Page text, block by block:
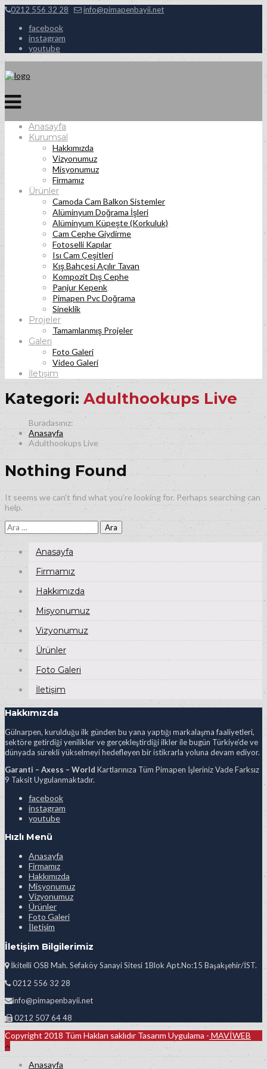
0212 556 32 28 info@pimapenbayii.net
facebook
instagram
youtube
Anasayfa
Kurumsal
Hakkımızda
Vizyonumuz
Misyonumuz
Firmamız
Ürünler
Camoda Cam Balkon Sistemler
Alüminyum Doğrama İşleri
Alüminyum Küpeşte (Korkuluk)
Cam Cephe Giydirme
Fotoselli Kapılar
Isı Cam Çeşitleri
Kış Bahçesi Açılır Tavan
Kompozit Dış Cephe
Panjur Kepenk
Pimapen Pvc Doğrama
Sineklik
Projeler
Tamamlanmış Projeler
Galeri
Foto Galeri
Video Galeri
İletişim
Kategori: Adulthookups Live
Anasayfa
Adulthookups Live
Nothing Found
It seems we can’t find what you’re looking for. Perhaps searching can
help.
Arama:
Anasayfa
Firmamız
Hakkımızda
Misyonumuz
Vizyonumuz
Ürünler
Foto Galeri
İletişim
Hakkımızda
Gülnarpen, kurulduğu ilk günden bu yana yaptığı markalaşma faaliyetleri,
sektöre getirdiği yenilikler ve gerçekleştirdiği ilkler ile bugün Türkiye’de ve
dünyada sürekli yükselmeyi hedefleyen bir istikrarla yoluna devam ediyor.
Garanti – Axess – World Kartlarınıza Tüm Pimapen İşleriniz Vade Farksız
9 Taksit Uygulanmaktadır.
facebook
instagram
youtube
Hızlı Menü
Anasayfa
Firmamız
Hakkımızda
Misyonumuz
Vizyonumuz
Ürünler
Foto Galeri
İletişim
İletişim Bilgilerimiz
İkitelli OSB Mah. Sefaköy Sanayi Sitesi 1Blok Apt.No:15 Başakşehir/İST.
0212 556 32 28
info@pimapenbayii.net
0212 507 64 48
Copyright 2018 Tüm Hakları saklıdır Tasarım Uygulama - MAVİWEB
Anasayfa